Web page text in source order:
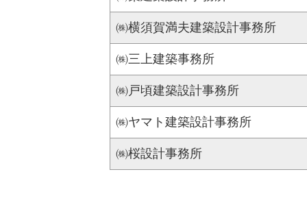
㈱横須賀満夫建築設計事務所
㈱三上建築事務所
㈱戸頃建築設計事務所
㈱ヤマト建築設計事務所
㈱桜設計事務所